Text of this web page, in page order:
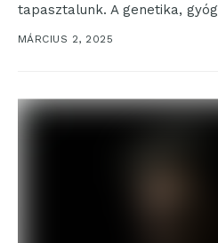
tapasztalunk. A genetika,
vagy épp...
MÁRCIUS 2, 2025